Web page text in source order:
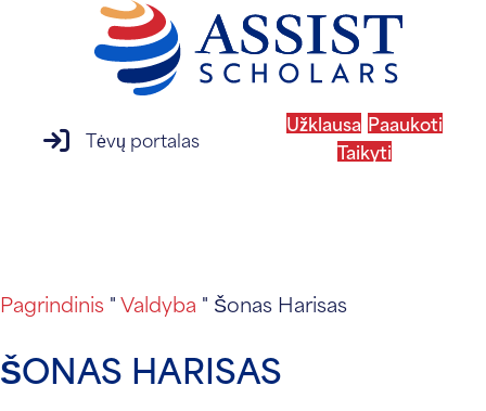
prisijungimas prie tėvų portalo
Tėvų portalas
Užklausa Paaukoti
Taikyti
Pagrindinis "Valdyba " Šonas Harisas
ŠONAS HARISAS